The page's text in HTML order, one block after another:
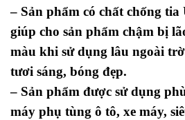
– Sản phẩm có chất chống tia
giúp cho sản phẩm chậm bị
màu khi sử dụng lâu ngoài
tươi sáng, bóng đẹp.
– Sản phẩm được sử dụng
máy phụ tùng ô tô, xe máy,